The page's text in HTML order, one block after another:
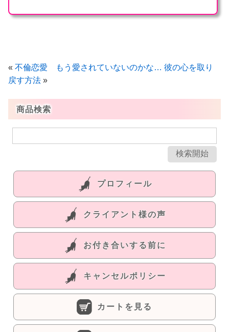
« 不倫恋愛 もう愛されていないのかな… 彼の心を取り
戻す方法 »
商品検索
プロフィール
クライアント様の声
お付き合いする前に
キャンセルポリシー
カートを見る